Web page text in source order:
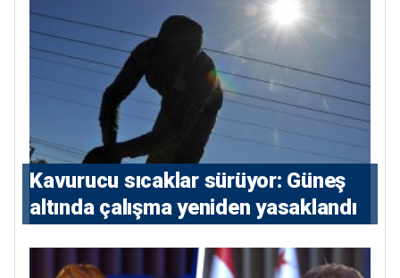
Kavurucu sıcaklar sürüyor: Güneş
altında çalışma yeniden yasaklandı